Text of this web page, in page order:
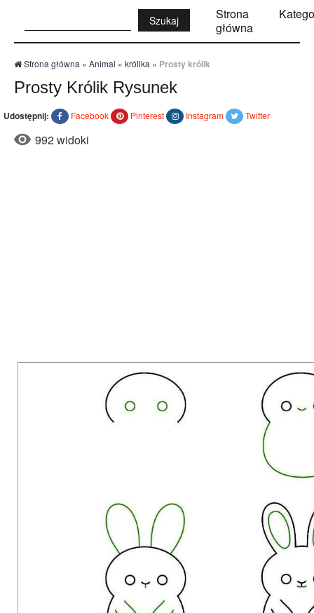
Strona
główna
Strona główna » Animal » królika » Prosty królik
Prosty Królik Rysunek
Udostępnij: Facebook Pinterest Instagram Twitter
992 widoki